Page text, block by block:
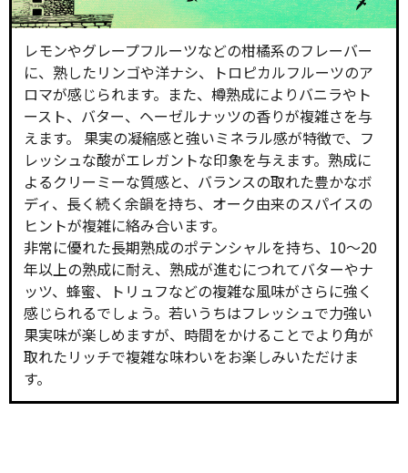
レモンやグレープフルーツなどの柑橘系のフレーバー
に、熟したリンゴや洋ナシ、トロピカルフルーツのア
ロマが感じられます。また、樽熟成によりバニラやト
ースト、バター、ヘーゼルナッツの香りが複雑さを与
えます。 果実の凝縮感と強いミネラル感が特徴で、フ
レッシュな酸がエレガントな印象を与えます。熟成に
よるクリーミーな質感と、バランスの取れた豊かなボ
ディ、長く続く余韻を持ち、オーク由来のスパイスの
ヒントが複雑に絡み合います。
非常に優れた長期熟成のポテンシャルを持ち、10～20
年以上の熟成に耐え、熟成が進むにつれてバターやナ
ッツ、蜂蜜、トリュフなどの複雑な風味がさらに強く
感じられるでしょう。若いうちはフレッシュで力強い
果実味が楽しめますが、時間をかけることでより角が
取れたリッチで複雑な味わいをお楽しみいただけま
す。